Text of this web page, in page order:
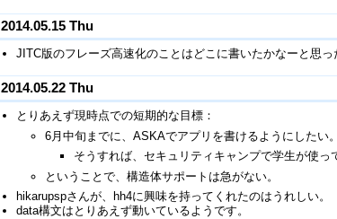
2014.05.15 Thu
JITC版のフレーズ高速化のことはどこに書いたかなーと思っ
2014.05.22 Thu
とりあえず現時点での短期的な目標：
6月中旬までに、ASKAでアプリを書けるようにしたい
そうすれば、セキュリティキャンプで学生が使っ
ということで、構造体サポートは急がない。
hikarupspさんが、hh4に興味を持ってくれたのはうれしい。
data構文はとりあえず動いているようです。